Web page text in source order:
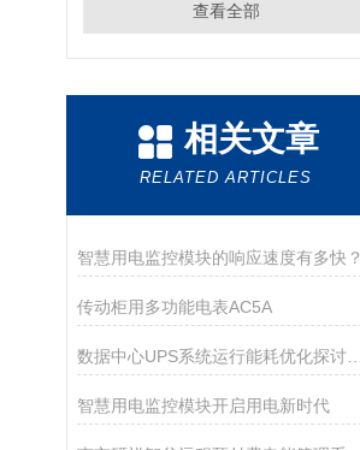
查看全部
相关文章
RELATED ARTICLES
智慧用电监控模块的响应速度有多快？
传动柜用多功能电表AC5A
数据中心UPS系统运行能耗优化探讨与应用
智慧用电监控模块开启用电新时代